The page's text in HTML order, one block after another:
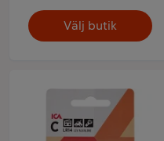
Välj butik